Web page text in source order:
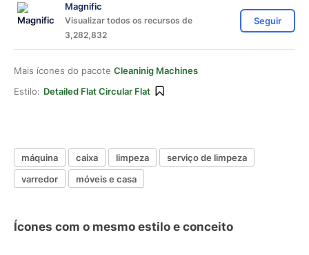
Magnific
Visualizar todos os recursos de
3,282,832
Seguir
Mais ícones do pacote Cleaninig Machines
Estilo: Detailed Flat Circular Flat
máquina caixa limpeza
serviço de limpeza
varredor
móveis e casa
Ícones com o mesmo estilo e conceito